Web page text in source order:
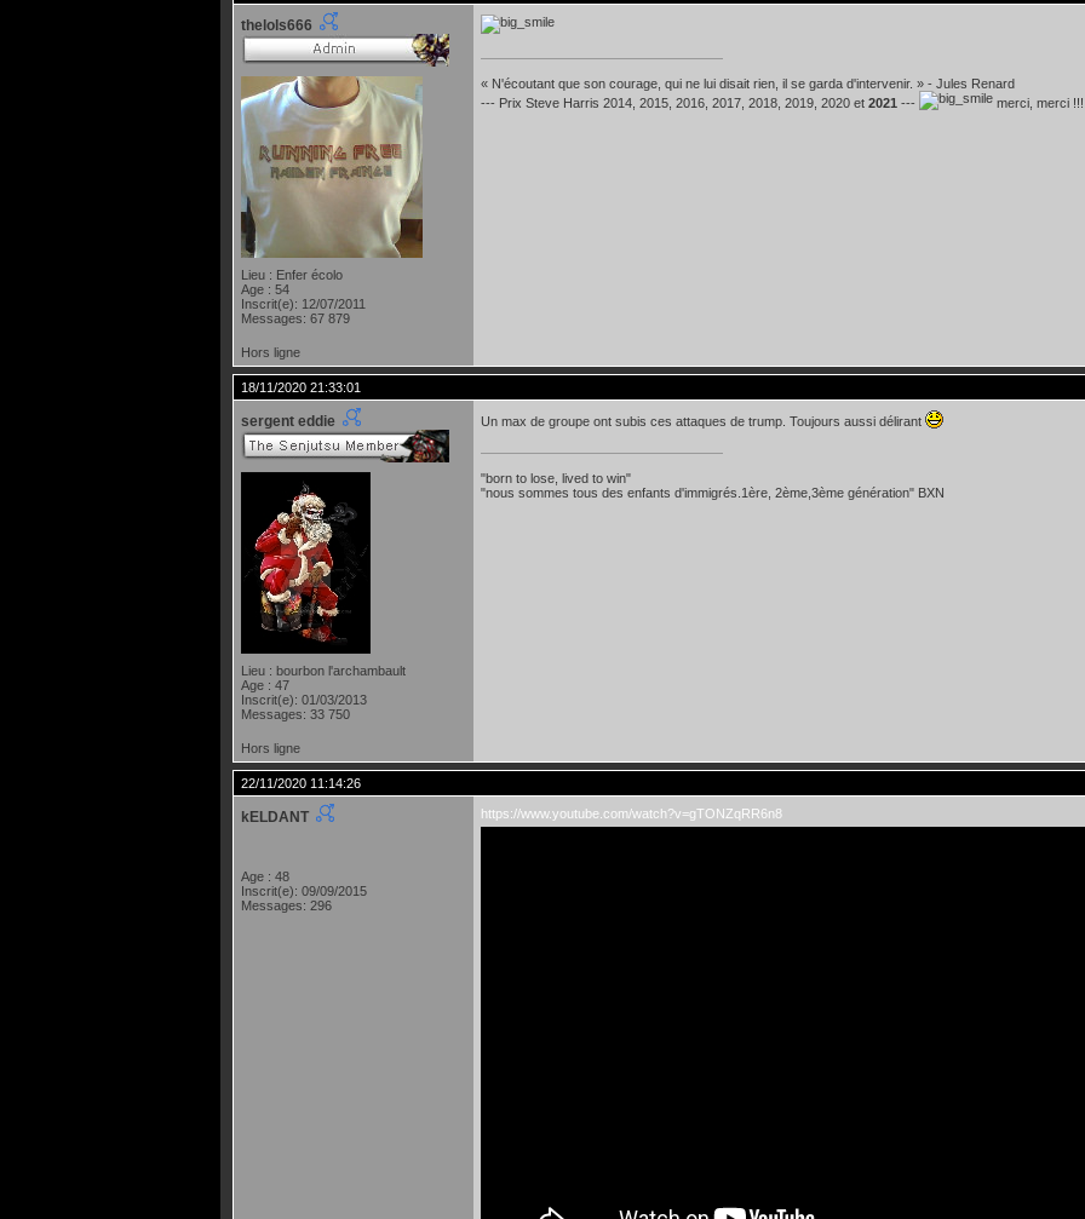
thelols666
Lieu : Enfer écolo
Age : 54
Inscrit(e): 12/07/2011
Messages: 67 879
« N'écoutant que son courage, qui ne lui disait rien, il se garda d'intervenir. » - Jules Renard
--- Prix Steve Harris 2014, 2015, 2016, 2017, 2018, 2019, 2020 et 2021 --- merci, merci !!!
Hors ligne
18/11/2020 21:33:01
sergent eddie
Lieu : bourbon l'archambault
Age : 47
Inscrit(e): 01/03/2013
Messages: 33 750
Un max de groupe ont subis ces attaques de trump. Toujours aussi délirant
"born to lose, lived to win"
"nous sommes tous des enfants d'immigrés.1ère, 2ème,3ème génération" BXN
Hors ligne
22/11/2020 11:14:26
kELDANT
Age : 48
Inscrit(e): 09/09/2015
Messages: 296
https://www.youtube.com/watch?v=gTONZqRR6n8